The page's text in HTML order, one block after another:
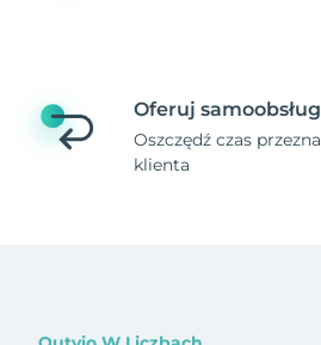
Oferuj
Oszczędź czas
klienta